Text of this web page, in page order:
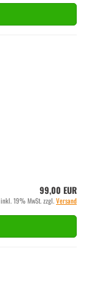
99,00 EUR
inkl. 19% MwSt. zzgl.Versand